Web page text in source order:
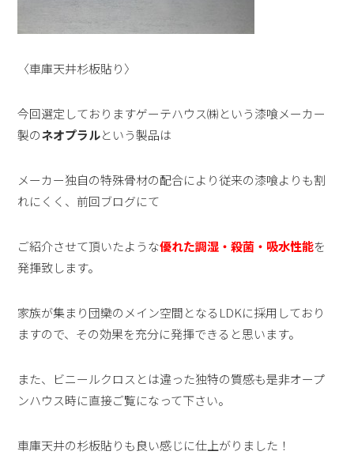
〈車庫天井杉板貼り〉
今回選定しておりますゲーテハウス㈱という漆喰メーカー
製のネオプラルという製品は
メーカー独自の特殊骨材の配合により従来の漆喰よりも割
れにくく、前回ブログにて
ご紹介させて頂いたような優れた調湿・殺菌・吸水性能を
発揮致します。
家族が集まり団欒のメイン空間となるLDKに採用しており
ますので、その効果を充分に発揮できると思います。
また、ビニールクロスとは違った独特の質感も是非オープ
ンハウス時に直接ご覧になって下さい。
車庫天井の杉板貼りも良い感じに仕上がりました！